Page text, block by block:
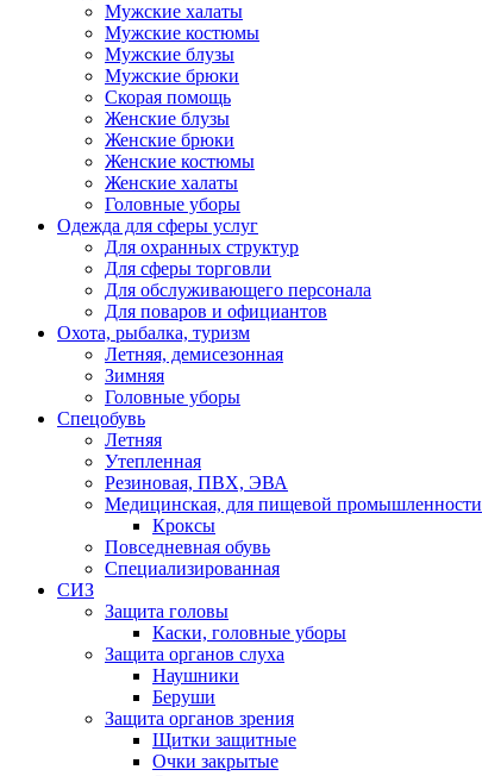
Мужские халаты
Мужские костюмы
Мужские блузы
Мужские брюки
Скорая помощь
Женские блузы
Женские брюки
Женские костюмы
Женские халаты
Головные уборы
Одежда для сферы услуг
Для охранных структур
Для сферы торговли
Для обслуживающего персонала
Для поваров и официантов
Охота, рыбалка, туризм
Летняя, демисезонная
Зимняя
Головные уборы
Спецобувь
Летняя
Утепленная
Резиновая, ПВХ, ЭВА
Медицинская, для пищевой промышленности
Кроксы
Повседневная обувь
Специализированная
СИЗ
Защита головы
Каски, головные уборы
Защита органов слуха
Наушники
Беруши
Защита органов зрения
Щитки защитные
Очки закрытые